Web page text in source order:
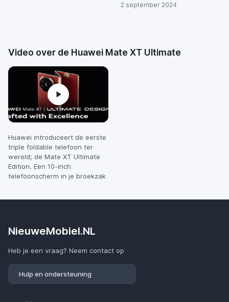
2 september 2024
Video over de Huawei Mate XT Ultimate
Huawei introduceert de eerste
triple foldable telefoon ter
wereld; de Mate XT Ultimate
Edition. Een 10-inch
telefoonscherm in je broekzak
NieuweMobiel.NL
Heb je een vraag? Neem contact op
Hulp en ondersteuning